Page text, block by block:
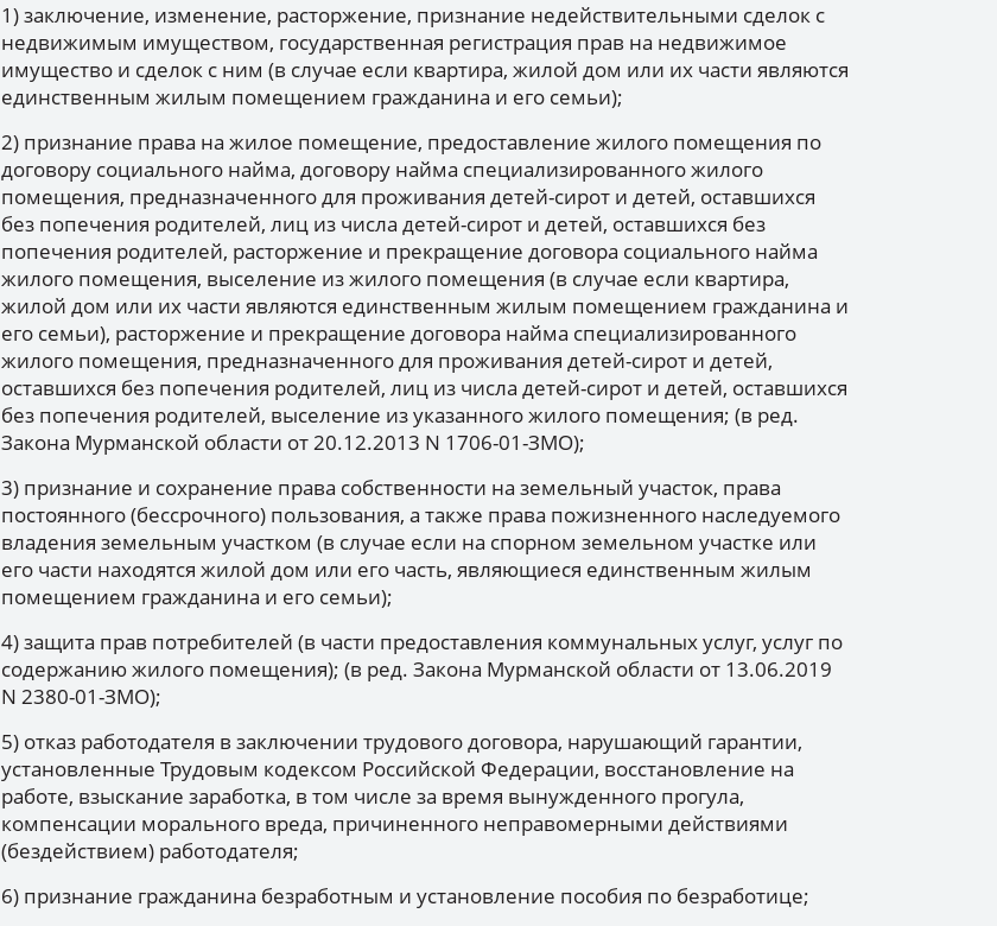
1) заключение, изменение, расторжение, признание недействительными сделок с
недвижимым имуществом, государственная регистрация прав на недвижимое
имущество и сделок с ним (в случае если квартира, жилой дом или их части являются
единственным жилым помещением гражданина и его семьи);
2) признание права на жилое помещение, предоставление жилого помещения по
договору социального найма, договору найма специализированного жилого
помещения, предназначенного для проживания детей-сирот и детей, оставшихся
без попечения родителей, лиц из числа детей-сирот и детей, оставшихся без
попечения родителей, расторжение и прекращение договора социального найма
жилого помещения, выселение из жилого помещения (в случае если квартира,
жилой дом или их части являются единственным жилым помещением гражданина и
его семьи), расторжение и прекращение договора найма специализированного
жилого помещения, предназначенного для проживания детей-сирот и детей,
оставшихся без попечения родителей, лиц из числа детей-сирот и детей, оставшихся
без попечения родителей, выселение из указанного жилого помещения; (в ред.
Закона Мурманской области от 20.12.2013 N 1706-01-ЗМО);
3) признание и сохранение права собственности на земельный участок, права
постоянного (бессрочного) пользования, а также права пожизненного наследуемого
владения земельным участком (в случае если на спорном земельном участке или
его части находятся жилой дом или его часть, являющиеся единственным жилым
помещением гражданина и его семьи);
4) защита прав потребителей (в части предоставления коммунальных услуг, услуг по
содержанию жилого помещения); (в ред. Закона Мурманской области от 13.06.2019
N 2380-01-ЗМО);
5) отказ работодателя в заключении трудового договора, нарушающий гарантии,
установленные Трудовым кодексом Российской Федерации, восстановление на
работе, взыскание заработка, в том числе за время вынужденного прогула,
компенсации морального вреда, причиненного неправомерными действиями
(бездействием) работодателя;
6) признание гражданина безработным и установление пособия по безработице;